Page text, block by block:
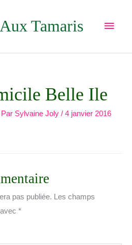
Tamaris
Belle Ile
Sylvaine Joly / 4 janvier 2016
pas publiée.
Les champs
*